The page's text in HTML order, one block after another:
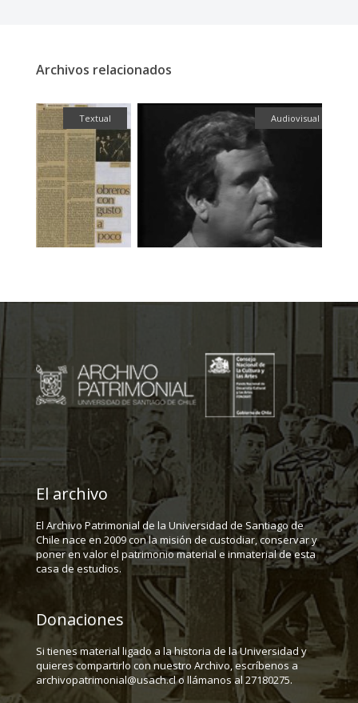
Archivos relacionados
Textual Audiovisual
El archivo
El Archivo Patrimonial de la Universidad de Santiago de
Chile nace en 2009 con la misión de custodiar, conservar y
poner en valor el patrimonio material e inmaterial de esta
casa de estudios.
Donaciones
Si tienes material ligado a la historia de la Universidad y
quieres compartirlo con nuestro Archivo, escríbenos a
archivopatrimonial@usach.cl o llámanos al 27180275.